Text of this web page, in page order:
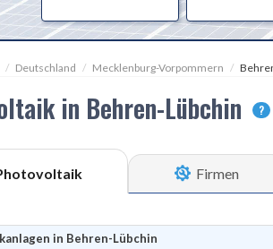
Deutschland Mecklenburg-Vorpommern
in Behren-Lübchin ?
Firmen
in Behren-Lübchin